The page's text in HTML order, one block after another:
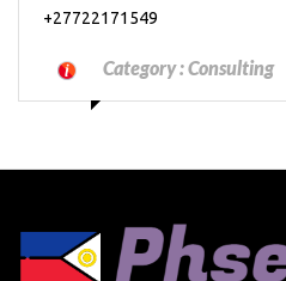
+27722171549
Category :Consulting